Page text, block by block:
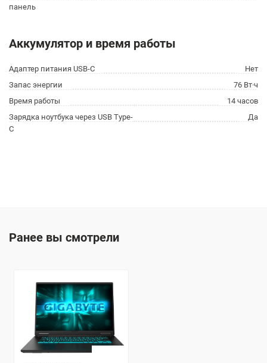
панель
Аккумулятор и время работы
Адаптер питания USB-C
Нет
Запас энергии
76 Вт·ч
Время работы
14 часов
Зарядка ноутбука через USB Type-
C
Да
Ранее вы смотрели